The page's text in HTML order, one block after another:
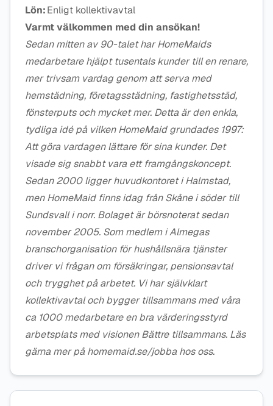
Lön:Enligt kollektivavtal
Varmt välkommen med din ansökan!
Sedan mitten av 90-talet har HomeMaids
medarbetare hjälpt tusentals kunder till en renare,
mer trivsam vardag genom att serva med
hemstädning, företagsstädning, fastighetsstäd,
fönsterputs och mycket mer. Detta är den enkla,
tydliga idé på vilken HomeMaid grundades 1997:
Att göra vardagen lättare för sina kunder. Det
visade sig snabbt vara ett framgångskoncept.
Sedan 2000 ligger huvudkontoret i Halmstad,
men HomeMaid finns idag från Skåne i söder till
Sundsvall i norr. Bolaget är börsnoterat sedan
november 2005. Som medlem i Almegas
branschorganisation för hushållsnära tjänster
driver vi frågan om försäkringar, pensionsavtal
och trygghet på arbetet. Vi har självklart
kollektivavtal och bygger tillsammans med våra
ca 1000 medarbetare en bra värderingsstyrd
arbetsplats med visionen Bättre tillsammans. Läs
gärna mer på homemaid.se/jobba hos oss.